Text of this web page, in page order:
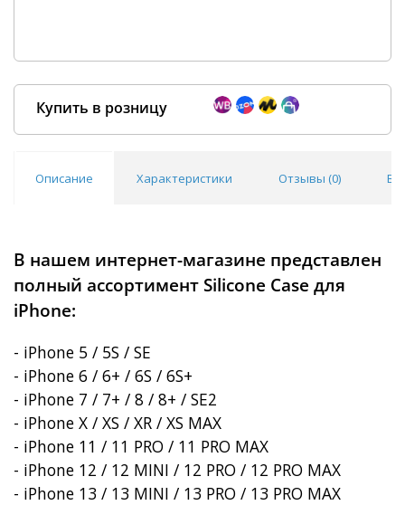
Купить в розницу
Описание Характеристики Отзывы (0)
В нашем интернет-магазине представлен
полный ассортимент Silicone Case для
iPhone:
- iPhone 5 / 5S / SE
- iPhone 6 / 6+ / 6S / 6S+
- iPhone 7 / 7+ / 8 / 8+ / SE2
- iPhone X / XS / XR / XS MAX
- iPhone 11 / 11 PRO / 11 PRO MAX
- iPhone 12 / 12 MINI / 12 PRO / 12 PRO MAX
- iPhone 13 / 13 MINI / 13 PRO / 13 PRO MAX